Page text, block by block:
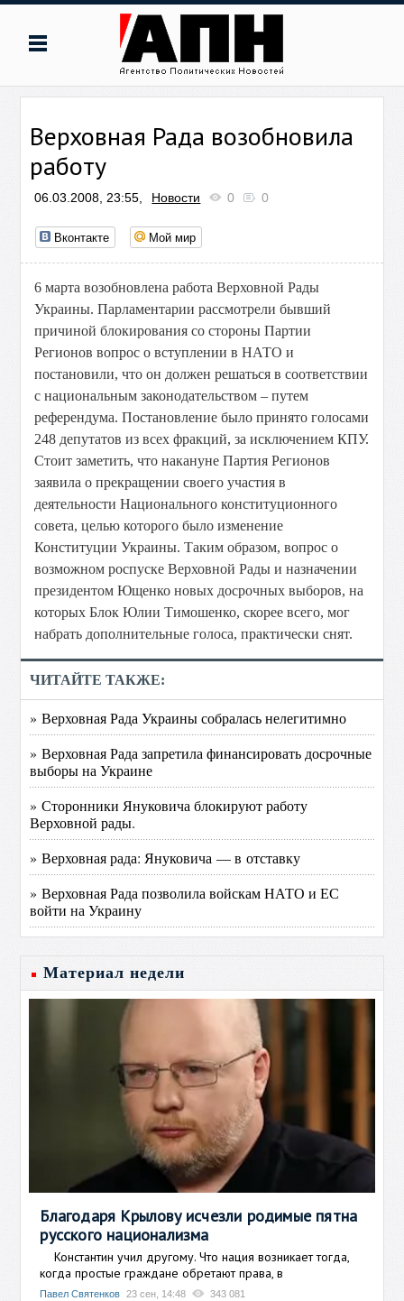
Верховная Рада возобновила
работу
06.03.2008, 23:55, Новости 0 0
Вконтакте Мой мир
6 марта возобновлена работа Верховной Рады
Украины. Парламентарии рассмотрели бывший
причиной блокирования со стороны Партии
Регионов вопрос о вступлении в НАТО и
постановили, что он должен решаться в соответствии
с национальным законодательством – путем
референдума. Постановление было принято голосами
248 депутатов из всех фракций, за исключением КПУ.
Стоит заметить, что накануне Партия Регионов
заявила о прекращении своего участия в
деятельности Национального конституционного
совета, целью которого было изменение
Конституции Украины. Таким образом, вопрос о
возможном роспуске Верховной Рады и назначении
президентом Ющенко новых досрочных выборов, на
которых Блок Юлии Тимошенко, скорее всего, мог
набрать дополнительные голоса, практически снят.
ЧИТАЙТЕ ТАКЖЕ:
» Верховная Рада Украины собралась нелегитимно
» Верховная Рада запретила финансировать досрочные
выборы на Украине
» Сторонники Януковича блокируют работу
Верховной рады.
» Верховная рада: Януковича — в отставку
» Верховная Рада позволила войскам НАТО и ЕС
войти на Украину
Материал недели
Благодаря Крылову исчезли родимые пятна
русского национализма
Константин учил другому. Что нация возникает тогда,
когда простые граждане обретают права, в
Павел Святенков 23 сен, 14:48 343 081